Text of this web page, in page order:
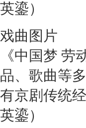
英鎏）
戏曲图片
《中国梦
品、歌曲等
有京剧传统
英鎏）